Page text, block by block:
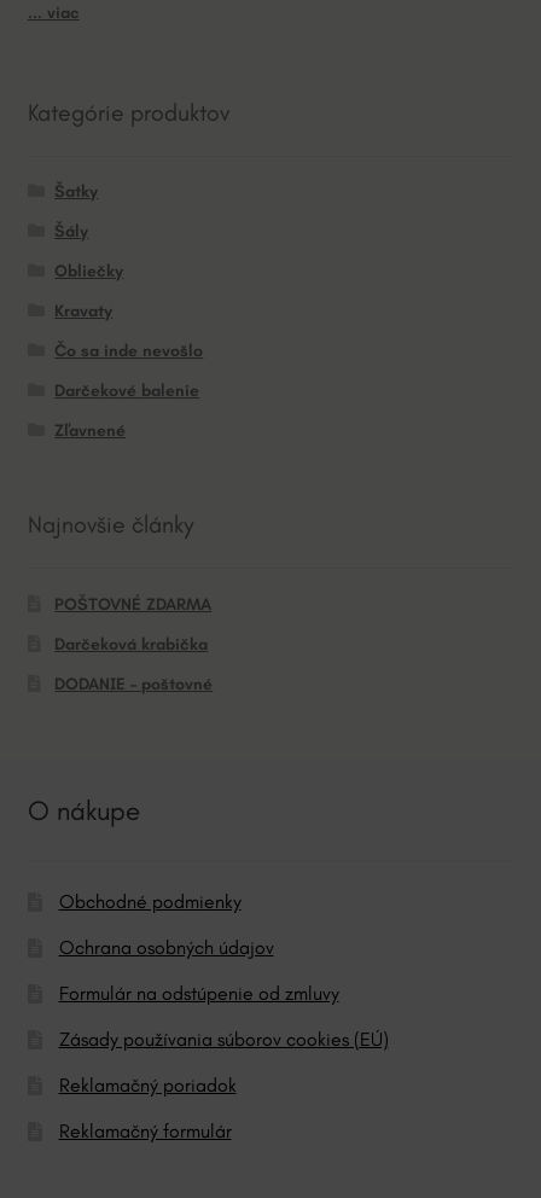
... viac
Kategórie produktov
Šatky
Šály
Obliečky
Kravaty
Čo sa inde nevošlo
Darčekové balenie
Zľavnené
Najnovšie články
POŠTOVNÉ ZDARMA
Darčeková krabička
DODANIE – poštovné
O nákupe
Obchodné podmienky
Ochrana osobných údajov
Formulár na odstúpenie od zmluvy
Zásady používania súborov cookies (EÚ)
Reklamačný poriadok
Reklamačný formulár